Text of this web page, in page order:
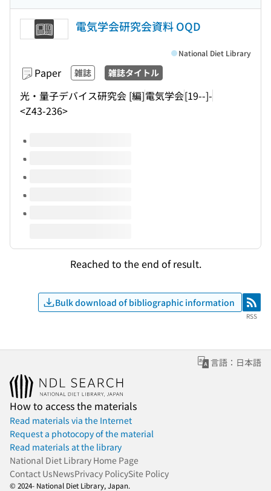
電気学会研究会資料 OQD
Paper 雑誌 雑誌タイトル
光・量子デバイス研究会 [編]電気学会[19--]-
<Z43-236>
National Diet Library
Volumes of this title
Reached to the end of result.
Bulk download of bibliographic information RSS
RSS
言語：日本語
How to access the materials
Read materials via the Internet
Request a photocopy of the material
Read materials at the library
National Diet Library Home Page
Contact UsNewsPrivacy PolicySite Policy
© 2024- National Diet Library, Japan.